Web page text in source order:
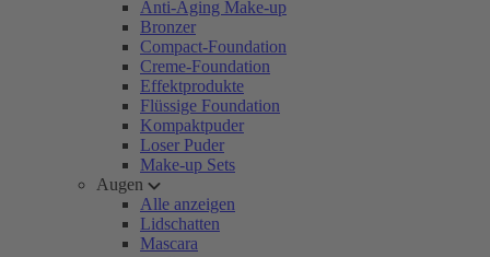
Anti-Aging Make-up
Bronzer
Compact-Foundation
Creme-Foundation
Effektprodukte
Flüssige Foundation
Kompaktpuder
Loser Puder
Make-up Sets
Augen
Alle anzeigen
Lidschatten
Mascara